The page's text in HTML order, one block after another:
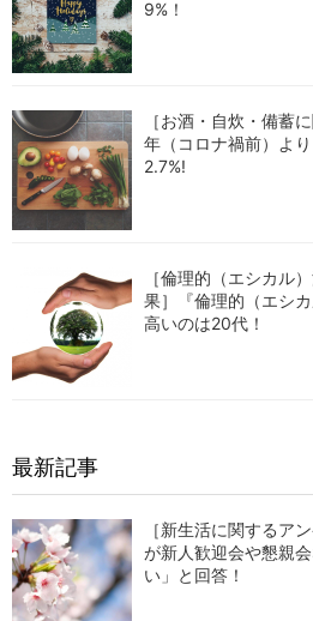
9%！
［お酒・自炊・備蓄
年（コロナ禍前）よ
2.7%!
［倫理的（エシカル
果］『倫理的（エシ
高いのは20代！
最新記事
［新生活に関するア
が新人歓迎会や懇親
い」と回答！